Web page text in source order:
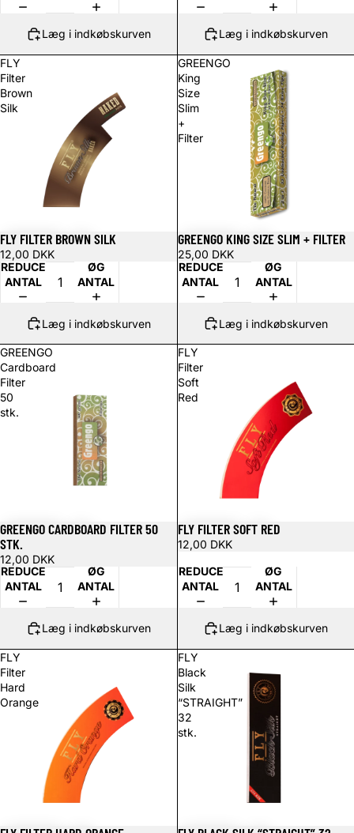
Læg i indkøbskurven Læg i indkøbskurven
FLY
Filter
Brown
Silk
FLY FILTER BROWN SILK
12,00 DKK
REDUCER
ANTAL
ØG
ANTAL
Læg i indkøbskurven
GREENGO
King
Size
Slim
+
Filter
GREENGO KING SIZE SLIM + FILTER
25,00 DKK
REDUCER
ANTAL
ØG
ANTAL
Læg i indkøbskurven
GREENGO
Cardboard
Filter
50
stk.
GREENGO CARDBOARD FILTER 50
STK.
12,00 DKK
REDUCER
ANTAL
ØG
ANTAL
Læg i indkøbskurven
FLY
Filter
Soft
Red
FLY FILTER SOFT RED
12,00 DKK
REDUCER
ANTAL
ØG
ANTAL
Læg i indkøbskurven
FLY
Filter
Hard
Orange
FLY
Black
Silk
“STRAIGHT”
32
stk.